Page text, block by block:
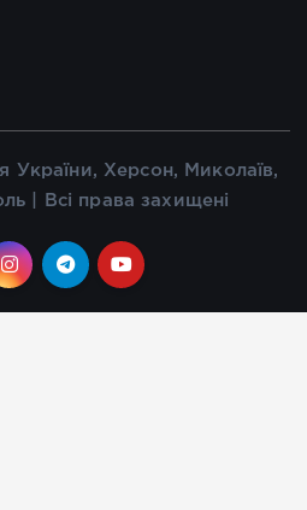
України, Херсон, Миколаїв,
| Всі права захищені